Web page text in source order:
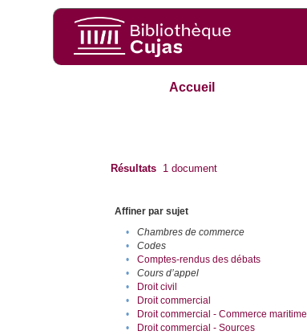
Accueil
Résultats 1 document
Affiner par sujet
•
Chambres de commerce
•
Codes
•
Comptes-rendus des débats
•
Cours d’appel
•
Droit civil
•
Droit commercial
•
Droit commercial - Commerce maritime
•
Droit commercial - Sources